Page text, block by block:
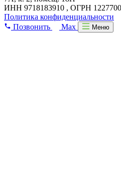
ИНН 9718183910 , ОГРН
Политика конфиденциальности
Позвонить
Max Меню